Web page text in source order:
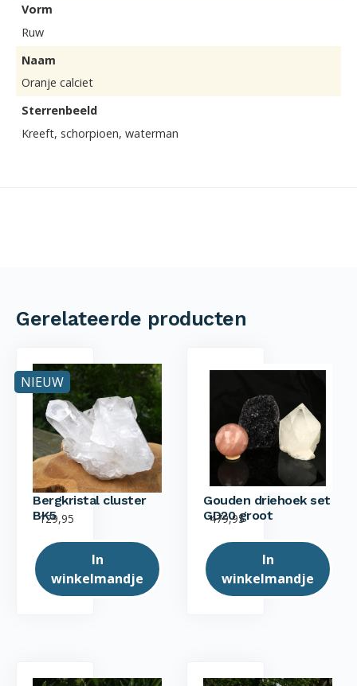
Vorm
Ruw
Naam
Oranje calciet
Sterrenbeeld
Kreeft, schorpioen, waterman
Gerelateerde producten
NIEUW
Bergkristal cluster
BK5
129,95
In
winkelmandje
Gouden driehoek set
GD20 groot
479,95
In
winkelmandje